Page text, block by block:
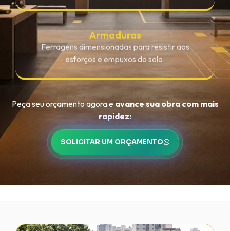
Armaduras
Ferragens dimensionadas para resistir aos
esforços e empuxos do solo.
Peça seu orçamento agora e avance sua obra com mais
rapidez:
SOLICITAR UM ORÇAMENTO